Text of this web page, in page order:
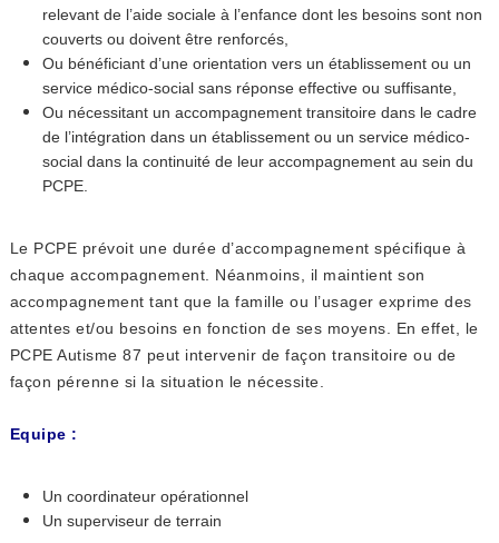
relevant de l’aide sociale à l’enfance dont les besoins sont non
couverts ou doivent être renforcés,
Ou bénéficiant d’une orientation vers un établissement ou un
service médico-social sans réponse effective ou suffisante,
Ou nécessitant un accompagnement transitoire dans le cadre
de l’intégration dans un établissement ou un service médico-
social dans la continuité de leur accompagnement au sein du
PCPE.
Le PCPE prévoit une durée d’accompagnement spécifique à
chaque accompagnement. Néanmoins, il maintient son
accompagnement tant que la famille ou l’usager exprime des
attentes et/ou besoins en fonction de ses moyens. En effet, le
PCPE Autisme 87 peut intervenir de façon transitoire ou de
façon pérenne si la situation le nécessite.
Equipe :
Un coordinateur opérationnel
Un superviseur de terrain